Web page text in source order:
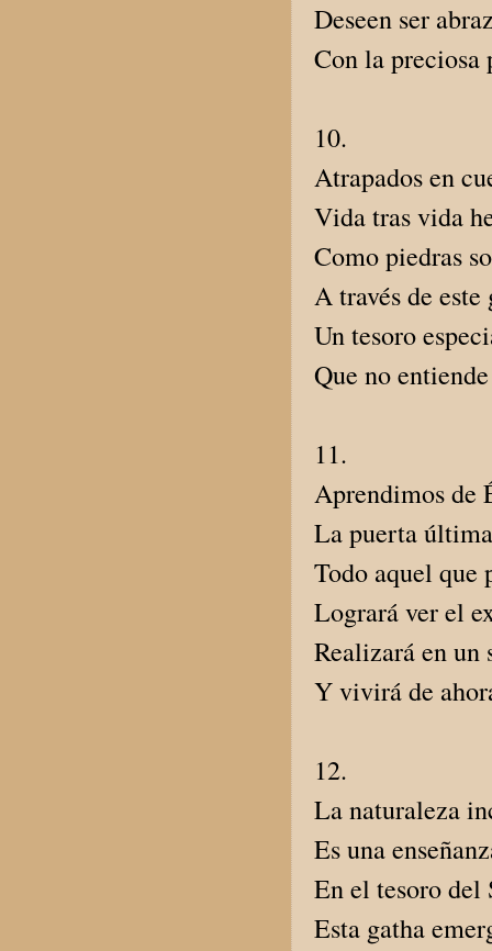
Deseen ser
Con la preciosa
10.
Atrapados en
Vida tras vida
Como piedras
A través de
Un tesoro
Que no
11.
Aprendimos de
La puerta
Todo aquel que
Logrará ver el
Realizará en un
Y vivirá de
12.
La naturaleza
Es una
En el tesoro del
Esta gatha